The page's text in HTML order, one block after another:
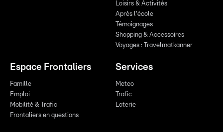
Loisirs & Activités
Après l'école
Témoignages
Shopping & Accessoires
Voyages : Travelmatkanner
Espace Frontaliers
Famille
Emploi
Mobilité & Trafic
Frontaliers en questions
Services
Meteo
Trafic
Loterie